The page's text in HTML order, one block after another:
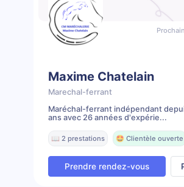
Maxime Chatelain
Marechal-ferrant
Maréchal-ferrant indépendant
ans avec 26 années d'expérie...
📖 2 prestations 🤩 Clientèle ouverte
Prendre rendez-vous